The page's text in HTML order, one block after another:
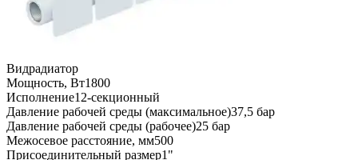
Видрадиатор
Мощность, Вт1800
Исполнение12-секционный
Давление рабочей среды (максимальное)37,5 бар
Давление рабочей среды (рабочее)25 бар
Межосевое расстояние, мм500
Присоединительный размер1"